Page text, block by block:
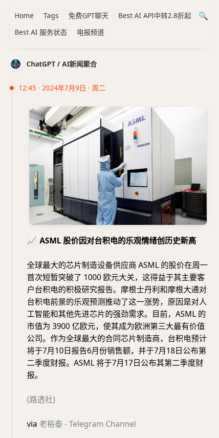
ChatGPT / AI新闻聚合
12:45 · 2024年7月9日 · 周二
📈 ASML 股价因对台积电的乐观情绪创历史新高
全球最大的芯片制造设备供应商 ASML 的股价在周一
首次短暂突破了 1000 欧元大关，这得益于其主要客
户台积电的积极研究报告。摩根士丹利和摩根大通对
台积电前景的乐观预测推动了这一涨势，原因是对人
工智能和其他先进芯片的强劲需求。目前，ASML 的
市值为 3900 亿欧元，使其成为欧洲第三大最有价值
公司。作为全球最大的合同芯片制造商，台积电预计
将于7月10日报告6月份销售额，并于7月18日公布第
二季度财报。ASML 将于7月17日公布其第二季度财
报。
(路透社)
via 老裕泰 - Telegram Channel
Home Tags 免费GPT聊天
Best AI API中转2.8折起
Best AI 服务状态
电报频道